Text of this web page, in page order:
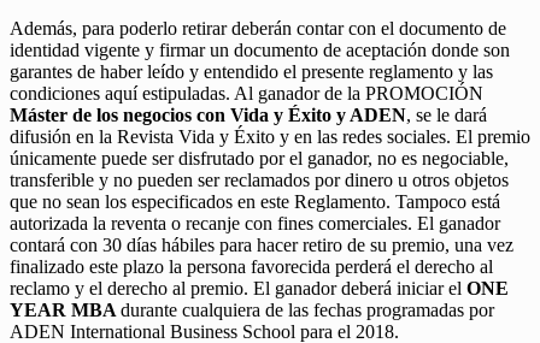
Además, para poderlo retirar deberán contar con el documento de
identidad vigente y firmar un documento de aceptación donde son
garantes de haber leído y entendido el presente reglamento y las
condiciones aquí estipuladas. Al ganador de la PROMOCIÓN
Máster de los negocios con Vida y Éxito y ADEN, se le dará
difusión en la Revista Vida y Éxito y en las redes sociales. El premio
únicamente puede ser disfrutado por el ganador, no es negociable,
transferible y no pueden ser reclamados por dinero u otros objetos
que no sean los especificados en este Reglamento. Tampoco está
autorizada la reventa o recanje con fines comerciales. El ganador
contará con 30 días hábiles para hacer retiro de su premio, una vez
finalizado este plazo la persona favorecida perderá el derecho al
reclamo y el derecho al premio. El ganador deberá iniciar el ONE
YEAR MBA durante cualquiera de las fechas programadas por
ADEN International Business School para el 2018.